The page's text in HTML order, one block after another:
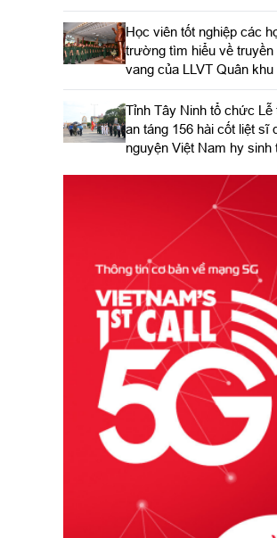
trang nhân dân
Học viên tốt nghiệp các
trường tìm hiểu về truyền
vang của LLVT Quân khu
​Tỉnh Tây Ninh tổ chức Lễ
an táng 156 hài cốt liệt sĩ
nguyện Việt Nam hy sinh